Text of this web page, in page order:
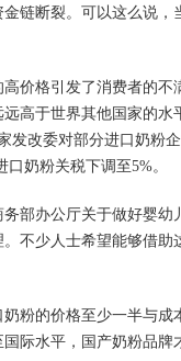
链断裂。可以这么说
价格引发了消费者的
高于世界其他国家的
发改委对部分进口奶粉
奶粉关税下调至5%。
务部办公厅关于做好婴
不少人士希望能够借
粉的价格至少一半与
际水平，国产奶粉品牌